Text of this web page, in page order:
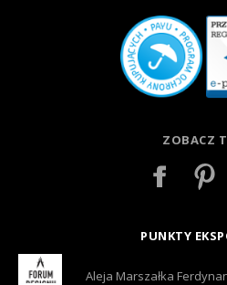
ZOBACZ
PUNKTY
Aleja Marszałka